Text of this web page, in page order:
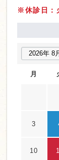
※休診日：
月
3
10